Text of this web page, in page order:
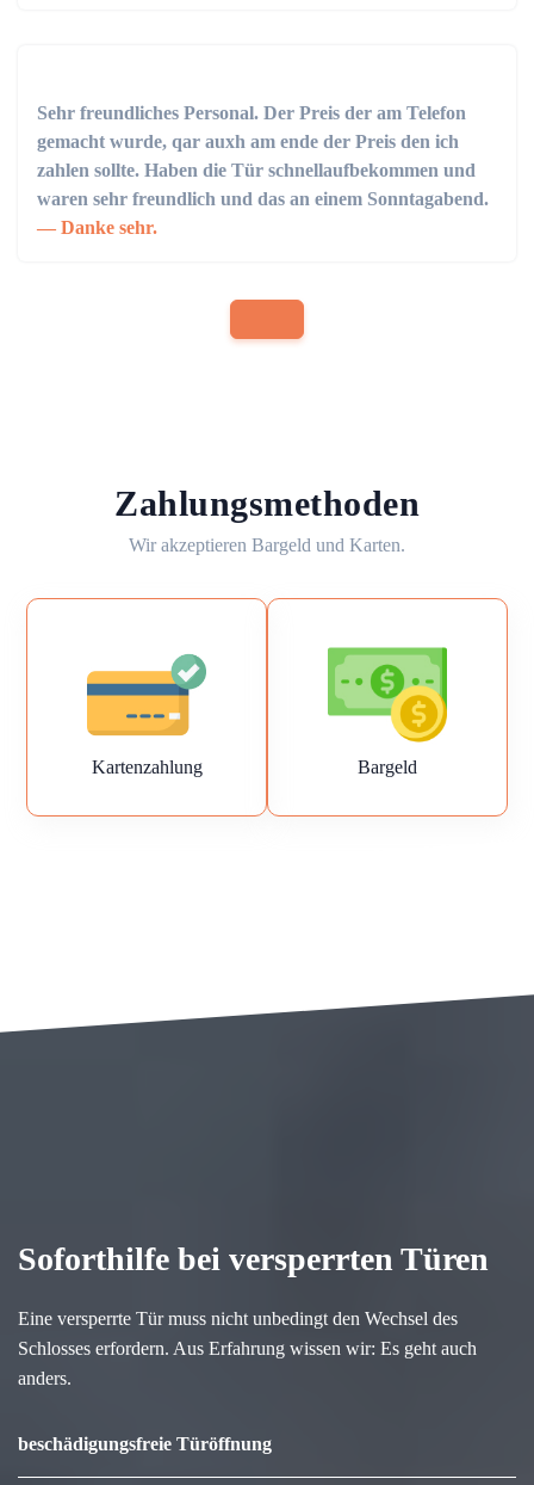
Sehr freundliches Personal. Der Preis der am Telefon
gemacht wurde, qar auxh am ende der Preis den ich
zahlen sollte. Haben die Tür schnellaufbekommen und
waren sehr freundlich und das an einem Sonntagabend.
Danke sehr.
Zahlungsmethoden
Wir akzeptieren Bargeld und Karten.
Kartenzahlung Bargeld
Soforthilfe bei versperrten Türen
Eine versperrte Tür muss nicht unbedingt den Wechsel des
Schlosses erfordern. Aus Erfahrung wissen wir: Es geht auch
anders.
beschädigungsfreie Türöffnung